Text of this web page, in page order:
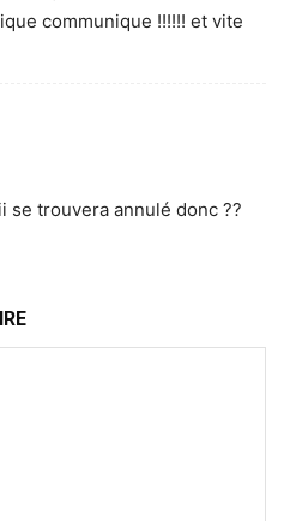
communique !!!!!! et vite
se trouvera annulé donc ??